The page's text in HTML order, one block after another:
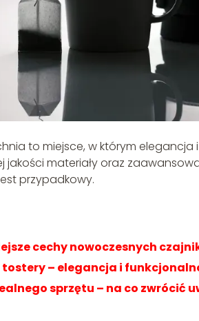
to miejsce, w którym
jakości materiały oraz
przypadkowy.
cechy nowoczesnych
tostery – elegancja i
sprzętu – na co zwrócić